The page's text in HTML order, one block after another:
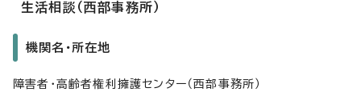
生活相談（西部事務所）
機関名・所在地
障害者・高齢者権利擁護センター（西部事務所）